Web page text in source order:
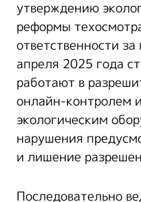
утверждению
реформы
ответственности
апреля 2025 года
работают в
онлайн-контролем
экологическим
нарушения
и лишение
Последовательно